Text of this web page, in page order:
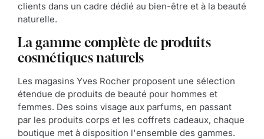
clients dans un cadre dédié au bien-être et à la beauté
naturelle.
La gamme complète de produits
cosmétiques naturels
Les magasins Yves Rocher proposent une sélection
étendue de produits de beauté pour hommes et
femmes. Des soins visage aux parfums, en passant
par les produits corps et les coffrets cadeaux, chaque
boutique met à disposition l'ensemble des gammes.